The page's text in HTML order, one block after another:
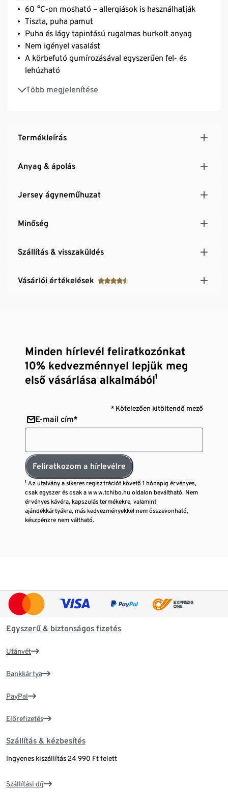
60 °C-on mosható – allergiások is használhatják
Tiszta, puha pamut
Puha és lágy tapintású rugalmas hurkolt anyag
Nem igényel vasalást
A körbefutó gumírozásával egyszerűen fel- és
lehúzható
Több megjelenítése
Legfeljebb 20 cm magas matracokhoz alkalmas
Termékleírás
Anyag & ápolás
Jersey ágyneműhuzat
Minőség
Szállítás & visszaküldés
Vásárlói értékelések
Minden hírlevél feliratkozónkat
10% kedvezménnyel lepjük meg
első vásárlása alkalmából¹
* Kötelezően kitöltendő mező
E-mail cím*
Feliratkozom a hírlevélre
¹ Az utalvány a sikeres regisztrációt követő 1 hónapig érvényes,
csak egyszer és csak a www.tchibo.hu oldalon beváltható. Nem
érvényes kávéra, kapszulás termékekre, valamint
ajándékkártyákra, más kedvezményekkel nem összevonható,
készpénzre nem váltható.
Egyszerű & biztonságos fizetés
Utánvét
Bankkártya
PayPal
Előrefizetés
Szállítás & kézbesítés
Ingyenes kiszállítás 24 990 Ft felett
Szállítási díj